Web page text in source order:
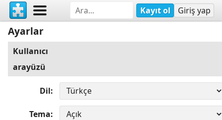
Kayıt ol Giriş yap
Ayarlar
Kullanıcı
arayüzü
Dil
Tema